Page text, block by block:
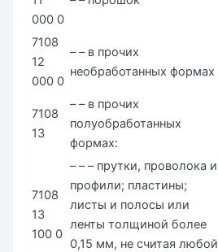
000 0
7108
12
000 0
– – в прочих
необработанных формах
7108
13
– – в прочих
полуобработанных
формах:
7108
13
100 0
– – – прутки, проволока и
профили; пластины;
листы и полосы или
ленты толщиной более
0,15 мм, не считая любой